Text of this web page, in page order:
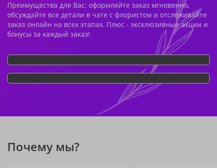
Преимущества для Вас: оформляйте заказ мгновенно,
обсуждайте все детали в чате с флористом и отслеживайте
заказ онлайн на всех этапах. Плюс - эксклюзивные акции и
бонусы за каждый заказ!
Почему мы?